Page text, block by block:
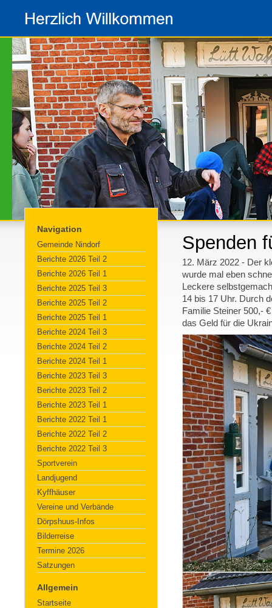
Navigation
Gemeinde Nindorf
Berichte 2026 Teil 2
Berichte 2026 Teil 1
Berichte 2025 Teil 3
Berichte 2025 Teil 2
Berichte 2025 Teil 1
Berichte 2024 Teil 3
Berichte 2024 Teil 2
Berichte 2024 Teil 1
Berichte 2023 Teil 3
Berichte 2023 Teil 2
Berichte 2023 Teil 1
Berichte 2022 Teil 1
Berichte 2022 Teil 2
Berichte 2022 Teil 3
Sportverein
Landjugend
Kyffhäuser
Vereine und Verbände
Dörpshuus-Infos
Bilderreise
Termine 2026
Satzungen
Allgemein
Startseite
Spenden
12. März 2022 - Der
wurde mal eben
Leckere
14 bis 17 Uhr. Durch
Familie Steiner 500,-
das Geld für die